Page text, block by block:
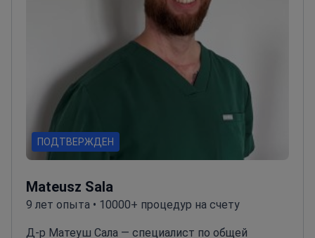
Научно-исследовательская
деятельность: Институт экспериментальной и
клинической медицины Польской академии
наук (1979–1997). Стипендиат DAAD в
Мюнхенском университете имени Людвига-
Максимилиана (1983–1984). Больница Джона
Хантера, Университет Ньюкасла, Австралия
(1989–1996), где был директором отдела
трансплантационных исследований и главным
научным сотрудником (1991–1996).
ПОДТВЕРЖДЕН
Mateusz Sala
9 лет опыта • 10000+ процедур на счету
Д-р Матеуш Сала — специалист по общей